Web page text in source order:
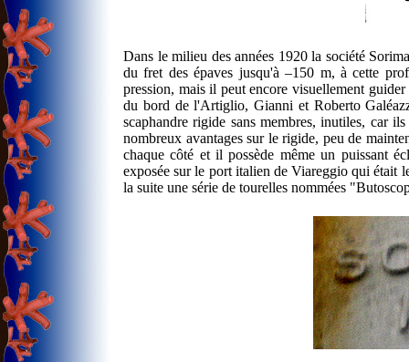
Dans le milieu des années 1920 la société
du fret des épaves jusqu'à –150 m, à cette
pression, mais il peut encore visuellement
du bord de l'Artiglio, Gianni et Roberto
scaphandre rigide sans membres, inutiles, car
nombreux avantages sur le rigide, peu de
chaque côté et il possède même un puissant
exposée sur le port italien de Viareggio qui était
la suite une série de tourelles nommées